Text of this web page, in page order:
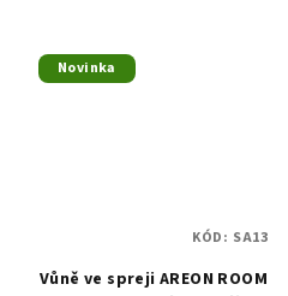
Novinka
Vůně ve spreji AREON ROOM
KÓD: SA13